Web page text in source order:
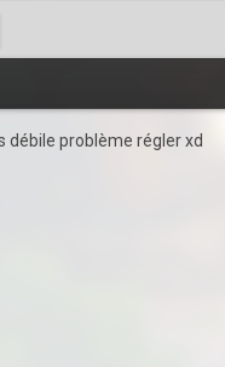
débile problème régler xd